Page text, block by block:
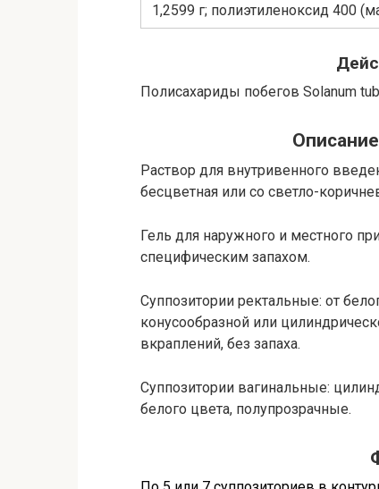
1,2599 г; полиэтиленоксид 400
Полисахариды побегов Solanum
Раствор для внутривенного
бесцветная или со светло-
Гель для наружного и местного
специфическим запахом.
Суппозитории ректальные: от
конусообразной или
вкраплений, без запаха.
Суппозитории вагинальные:
белого цвета, полупрозрачные.